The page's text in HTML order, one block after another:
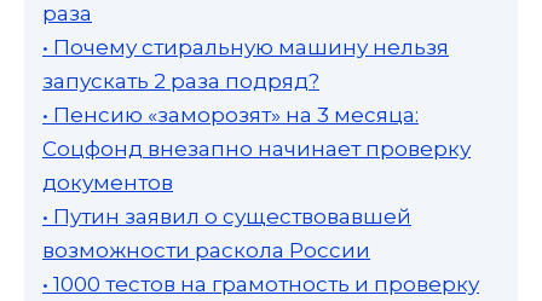
раза
• Почему стиральную машину нельзя
запускать 2 раза подряд?
• Пенсию «заморозят» на 3 месяца:
Соцфонд внезапно начинает проверку
документов
• Путин заявил о существовавшей
возможности раскола России
• 1000 тестов на грамотность и проверку